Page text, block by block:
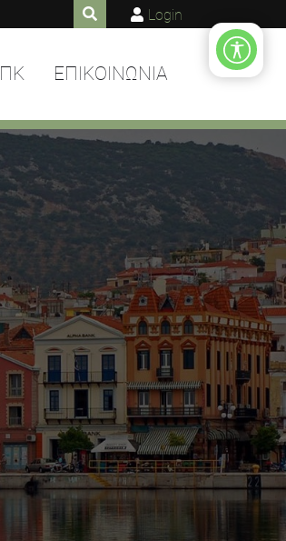
Login
ΕΠΙΚΟΙΝΩΝΙΑ